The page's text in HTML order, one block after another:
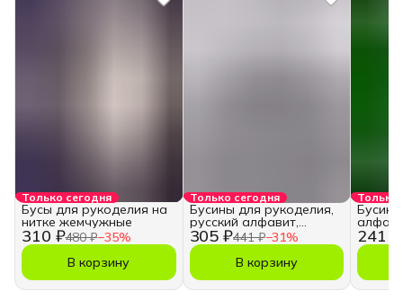
Только сегодня
310 ₽480 ₽−35%
Бусы для рукоделия на
нитке жемчужные
В корзину
Только сегодня
305 ₽441 ₽−31%
Бусины для рукоделия,
русский алфавит,
кубики
В корзину
Только
241 ₽